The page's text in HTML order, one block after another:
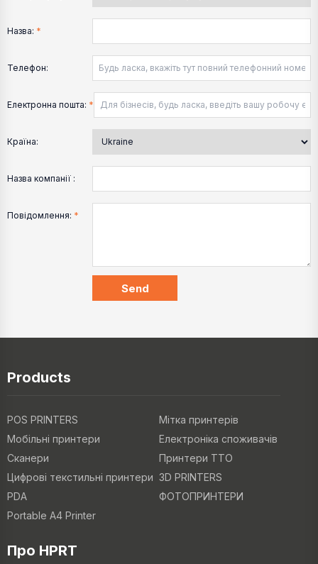
Назва: *
Телефон:
Електронна пошта: *
Країна:
Назва компанії :
Повідомлення: *
Products
POS PRINTERS
Мітка принтерів
Мобільні принтери
Електроніка споживачів
Сканери
Принтери TTO
Цифрові текстильні принтери 3D PRINTERS
PDA
ФОТОПРИНТЕРИ
Portable A4 Printer
Про HPRT